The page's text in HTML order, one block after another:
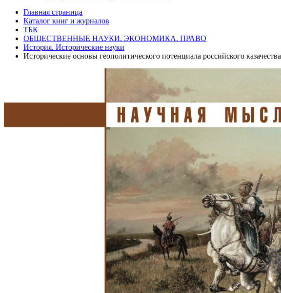
Главная страница
Каталог книг и журналов
ТБК
ОБЩЕСТВЕННЫЕ НАУКИ. ЭКОНОМИКА. ПРАВО
История. Исторические науки
Исторические основы геополитического потенциала российского казачества